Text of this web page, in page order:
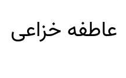
عاطفه خزاعی